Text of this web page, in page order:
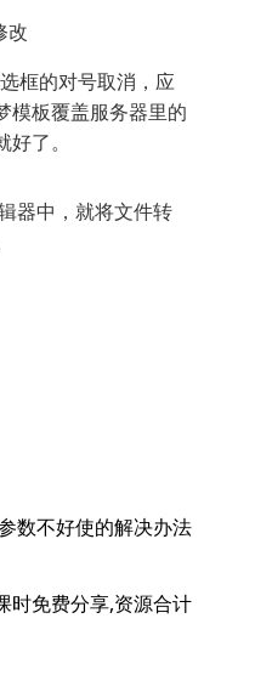
改
框的对号取消，应
模板覆盖服务器里的
了。
器中，就将文件转
数不好使的解决办法
时免费分享,资源合计